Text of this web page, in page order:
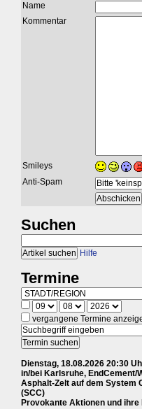
Name
Kommentar
Smileys
Anti-Spam
Suchen
Hilfe
Termine
vergangene Termine
Dienstag, 18.08.2026 20:30
in/bei Karlsruhe, EndCement/
Asphalt-Zelt auf dem System
(SCC)
Provokante Aktionen und ihre